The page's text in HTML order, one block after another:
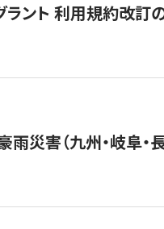
ラント 利用規約改訂
災害（九州・岐阜